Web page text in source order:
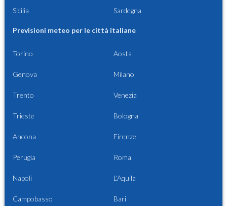
Sicilia Sardegna
Previsioni meteo per le città italiane
Torino Aosta
Genova Milano
Trento Venezia
Trieste Bologna
Ancona Firenze
Perugia Roma
Napoli L'Aquila
Campobasso Bari